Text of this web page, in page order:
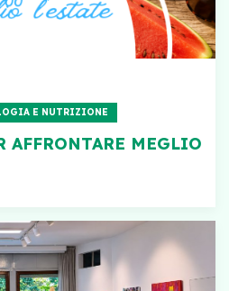
E NUTRIZIONE
AFFRONTARE MEGLIO